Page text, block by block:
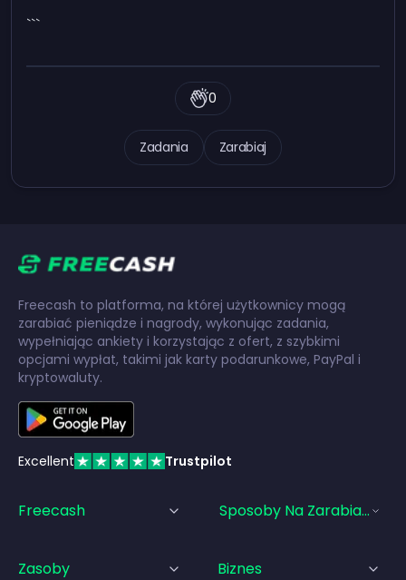
```
Zadania Zarabiaj
0
Freecash to platforma, na której użytkownicy mogą
zarabiać pieniądze i nagrody, wykonując zadania,
wypełniając ankiety i korzystając z ofert, z szybkimi
opcjami wypłat, takimi jak karty podarunkowe, PayPal i
kryptowaluty.
Excellent Trustpilot
Freecash Sposoby Na Zarabianie
Zasoby Biznes